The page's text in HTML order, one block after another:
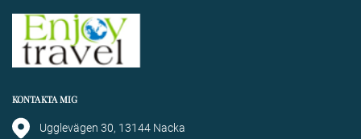
KONTAKTA MIG
Ugglevägen 30, 13144 Nacka